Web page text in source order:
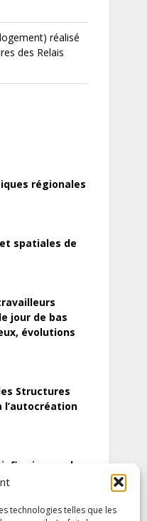
technologies telles que les
réalisé
des Relais
régionales
spatiales de
jour de bas
évolutions
Structures
l’autocréation
:quels
pour